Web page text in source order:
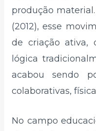
produção
(2012), esse
de criação ativa,
lógica
acabou sendo
colaborativas,
No campo